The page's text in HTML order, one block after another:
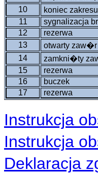
10
koniec
11
sygnalizacja
12
rezerwa
13
otwarty zaw�r
14
zamkni�ty
15
rezerwa
16
buczek
17
rezerwa
Instrukcja
Instrukcja
Deklaracja